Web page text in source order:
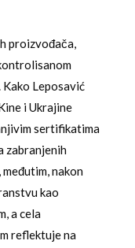
proizvođača,
Leposavić
i Ukrajine
sertifikatima
zabranjenih
nakon
kao
a cela
reflektuje na